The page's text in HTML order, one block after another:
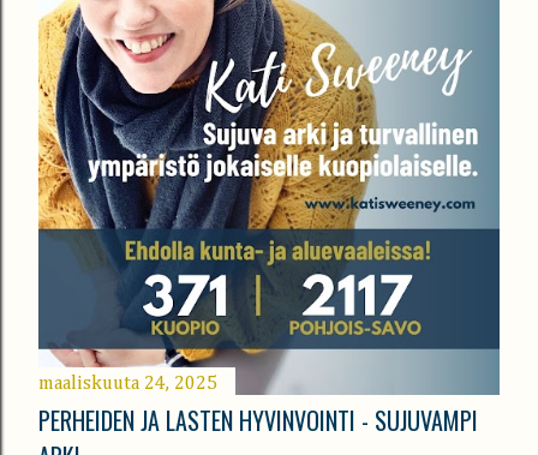
maaliskuuta 24, 2025
PERHEIDEN JA LASTEN HYVINVOINTI - SUJUVAMPI